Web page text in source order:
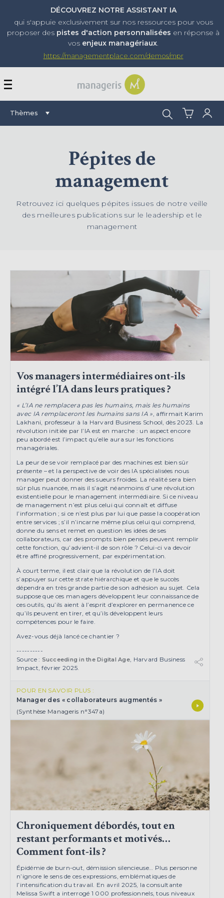
DÉCOUVREZ NOTRE ASSISTANT IA
qui s'appuie exclusivement sur nos ressources pour vous
proposer des pistes d'action personnalisées en réponse à
vos enjeux managériaux.
https://managementplace.com/demos/mpr
AFFICHER OU
Thèmes Rechercher :
Pépites de
management
Retrouvez ici quelques pépites issues de notre veille
des meilleures publications sur le leadership et le
management
Vos managers intermédiaires ont-ils
intégré l’IA dans leurs pratiques ?
« L’IA ne remplacera pas les humains, mais les humains
avec IA remplaceront les humains sans IA » , affirmait Karim
Lakhani, professeur à la Harvard Business School, dès 2023. La
révolution initiée par l’IA est en marche : un aspect encore
peu abordé est l’impact qu’elle aura sur les fonctions
managériales.
La peur de se voir remplacé par des machines est bien sûr
présente – et la perspective de voir des IA spécialisées nous
manager peut donner des sueurs froides. La réalité sera bien
sûr plus nuancée, mais il s’agit néanmoins d’une révolution
existentielle pour le management intermédiaire. Si ce niveau
de management n’est plus celui qui connaît et diffuse
l’information ; si ce n’est plus par lui que passe la coopération
entre services ; s’il n’incarne même plus celui qui comprend,
donne du sens et remet en question les idées de ses
collaborateurs, car des prompts bien pensés peuvent remplir
cette fonction, qu’advient-il de son rôle ? Celui-ci va devoir
être affiné progressivement, par expérimentation.
À court terme, il est clair que la révolution de l’IA doit
s’appuyer sur cette strate hiérarchique et que le succès
dépendra en très grande partie de son adhésion au sujet. Cela
suppose que ces managers développent leur connaissance de
ces outils, qu’ils aient à l’esprit d’explorer en permanence ce
qu’ils peuvent en tirer, et qu’ils développent leurs
compétences pour le faire.
Avez-vous déjà lancé ce chantier ?
----------
Source : Succeeding in the Digital Age, Harvard Business
Impact, février 2025.
POUR EN SAVOIR PLUS :
Manager des « collaborateurs augmentés »
(Synthèse Manageris n°347a)
Chroniquement débordés, tout en
restant performants et motivés…
Comment font-ils ?
Épidémie de burn-out, démission silencieuse… Plus personne
n’ignore le sens de ces expressions, emblématiques de
l’intensification du travail. En avril 2025, la consultante
Melissa Swift a interrogé 1 000 professionnels, tous niveaux